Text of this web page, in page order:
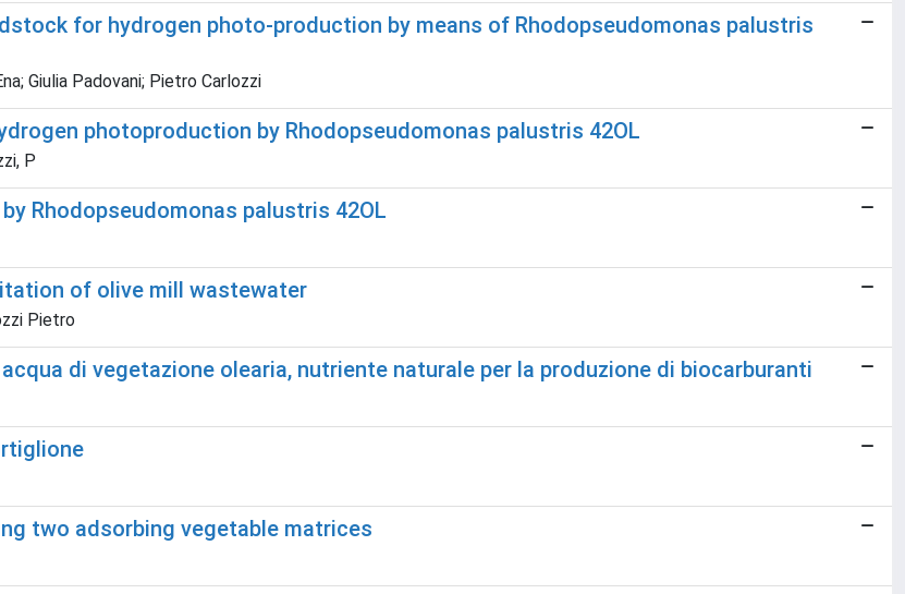
for hydrogen photo-production by means of Rhodopseudomonas palustris
Giulia Padovani; Pietro Carlozzi
photoproduction by Rhodopseudomonas palustris 42OL
P
Rhodopseudomonas palustris 42OL
of olive mill wastewater
Pietro
di vegetazione olearia, nutriente naturale per la produzione di biocarburanti
two adsorbing vegetable matrices